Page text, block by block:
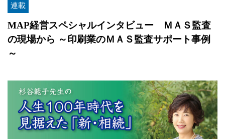
連載
MAP経営スペシャルインタビュー ＭＡＳ監査
の現場から ～印刷業のＭＡＳ監査サポート事例
～